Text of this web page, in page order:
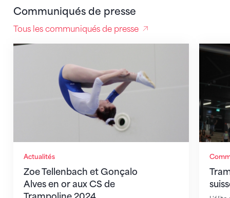
Communiqués de presse
Tous les communiqués de presse
Actualités
Zoe Tellenbach et Gonçalo
Alves en or aux CS de
Zoe Tellenbach et Gonçalo Alves en or aux CS de